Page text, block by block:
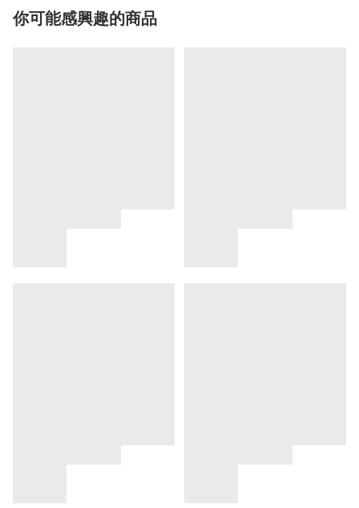
你可能感興趣的商品